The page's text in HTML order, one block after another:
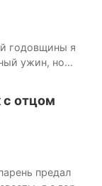
годовщины я
ужин, но
и нашла его
дорогом
города.
бывшей
на её запястье
с отцом
предал